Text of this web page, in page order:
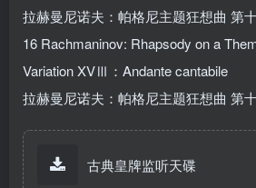
拉赫曼尼诺夫：帕格尼主题狂想曲 第
16 Rachmaninov: Rhapsody on a
Variation XVⅢ：Andante cantabile
拉赫曼尼诺夫：帕格尼主题狂想曲 第
古典皇牌监听天碟